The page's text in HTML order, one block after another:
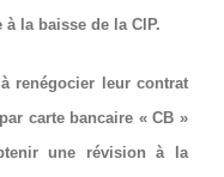
la baisse de la CIP.
renégocier leur contrat
carte bancaire « CB »
une révision à la